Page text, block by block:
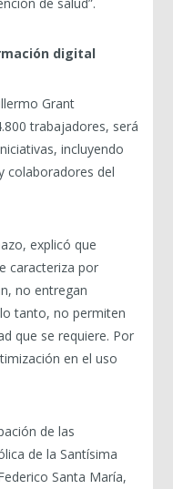
digital
Grant
trabajadores, será
incluyendo
colaboradores del
explicó que
caracteriza por
no entregan
tanto, no permiten
que se requiere. Por
en el uso
de las
de la Santísima
Santa María,